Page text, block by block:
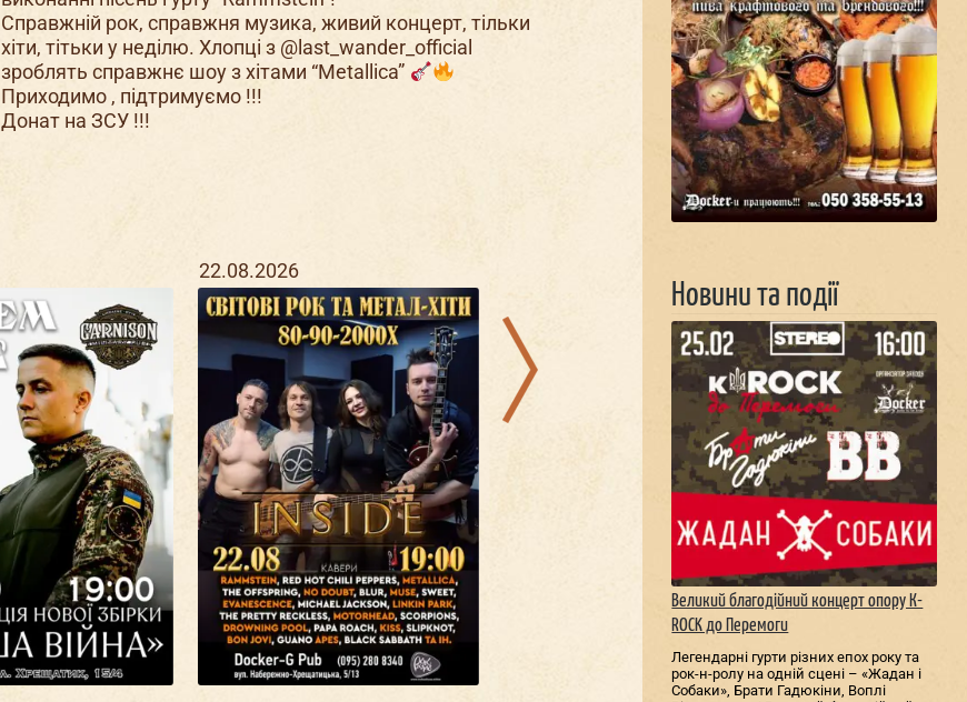
Справжній рок, справжня музика, живий концерт, тільки
хіти, тітьки у неділю. Хлопці з @last_wander_official
зроблять справжнє шоу з хітами “Metallica”
Приходимо , підтримуємо !!!
Донат на ЗСУ !!!
22.08.2026
Новини та події
Великий благодійний концерт опору К-
ROCK до Перемоги
Легендарні гурти різних епох року та
рок-н-ролу на одній сцені – «Жадан і
Собаки», Брати Гадюкіни, Воплі